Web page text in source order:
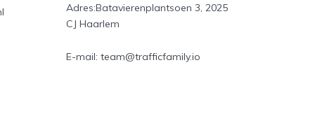
Adres:Batavierenplantsoen 3, 2025
CJ Haarlem
E-mail: team@trafficfamily.io